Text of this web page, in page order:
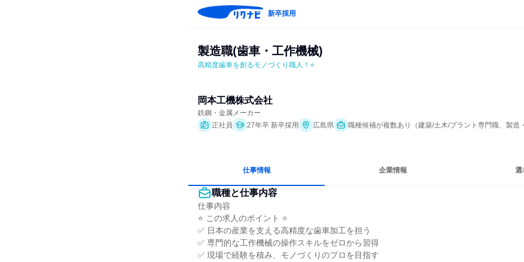
新卒採用
製造職(歯車・工作機械)
高精度歯車を創るモノづくり職人！⭐
岡本工機株式会社
鉄鋼・金属メーカー
正社員
27年卒 新卒採用 広島県 職種候補が複数あり（建築/土木/プラント専門職、製造
仕事情報 企業情報 選
職種と仕事内容
仕事内容
⭐ この求人のポイント ⭐
✅ 日本の産業を支える高精度な歯車加工を担う
✅ 専門的な工作機械の操作スキルをゼロから習得
✅ 現場で経験を積み、モノづくりのプロを目指す